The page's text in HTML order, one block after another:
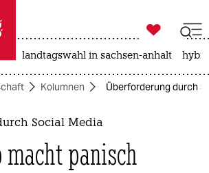
taz zahl ich
taz zahl ich

taz zahl ich
landtagswahl in sachsen-anhalt
Kolumnen Überforderung durch
Social Media
panisch